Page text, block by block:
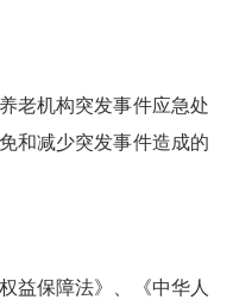
老机构突发事件应急处
和减少突发事件造成的
益保障法》、《中华人